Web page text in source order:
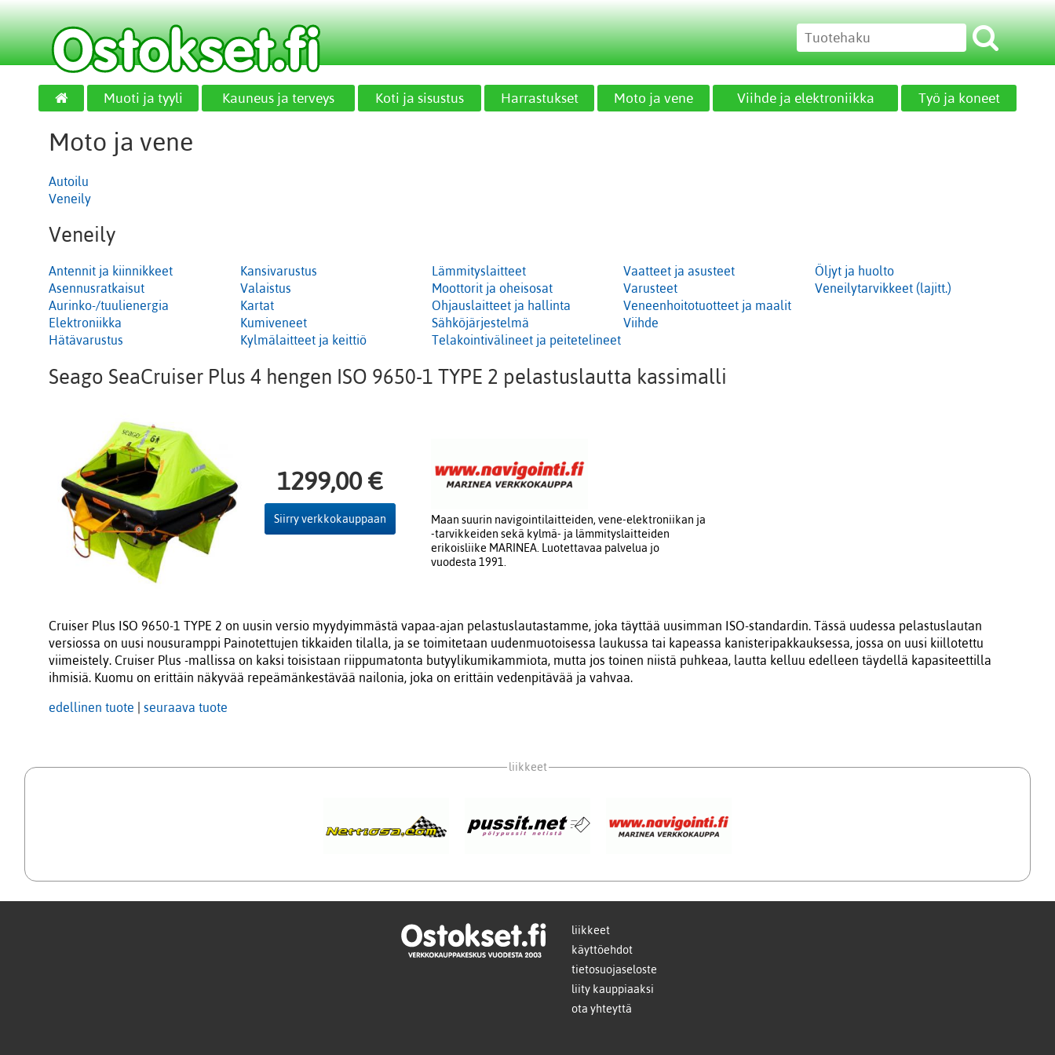
Muoti ja tyyli Kauneus ja terveys Koti ja sisustus Harrastukset Moto ja vene Viihde ja elektroniikka Työ ja koneet
Moto ja vene
Autoilu
Veneily
Veneily
Antennit ja kiinnikkeet
Asennusratkaisut
Aurinko-/tuulienergia
Elektroniikka
Hätävarustus
Kansivarustus
Valaistus
Kartat
Kumiveneet
Kylmälaitteet ja keittiö
Lämmityslaitteet
Moottorit ja oheisosat
Ohjauslaitteet ja hallinta
Sähköjärjestelmä
Telakointivälineet ja peitetelineet
Vaatteet ja asusteet
Varusteet
Veneenhoitotuotteet ja maalit
Viihde
Öljyt ja huolto
Veneilytarvikkeet (lajitt.)
Seago SeaCruiser Plus 4 hengen ISO 9650-1 TYPE 2 pelastuslautta kassimalli
1299,00 €
Siirry verkkokauppaan
Maan suurin navigointilaitteiden, vene-elektroniikan ja
-tarvikkeiden sekä kylmä- ja lämmityslaitteiden
erikoisliike MARINEA. Luotettavaa palvelua jo
vuodesta 1991.
Cruiser Plus ISO 9650-1 TYPE 2 on uusin versio myydyimmästä vapaa-ajan pelastuslautastamme, joka täyttää uusimman ISO-standardin. Tässä uudessa pelastuslautan
versiossa on uusi nousuramppi Painotettujen tikkaiden tilalla, ja se toimitetaan uudenmuotoisessa laukussa tai kapeassa kanisteripakkauksessa, jossa on uusi kiillotettu
viimeistely. Cruiser Plus -mallissa on kaksi toisistaan ​​riippumatonta butyylikumikammiota, mutta jos toinen niistä puhkeaa, lautta kelluu edelleen täydellä kapasiteettilla
ihmisiä. Kuomu on erittäin näkyvää repeämänkestävää nailonia, joka on erittäin vedenpitävää ja vahvaa.
edellinen tuote seuraava tuote
liikkeet
liikkeet
käyttöehdot
tietosuojaseloste
liity kauppiaaksi
ota yhteyttä